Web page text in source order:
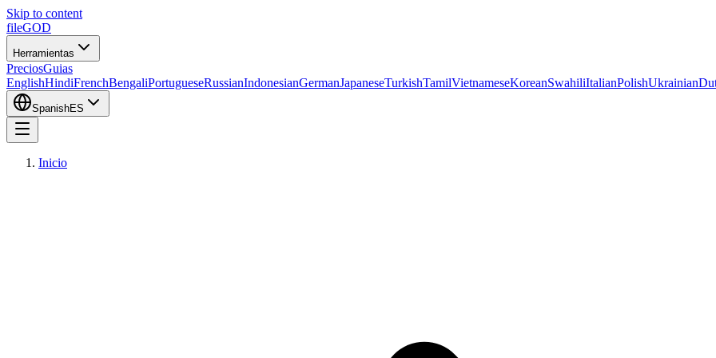
Skip to content
fileGOD
Herramientas
PreciosGuias
EnglishHindiFrenchBengaliPortugueseRussianIndonesianGermanJapaneseTurkishTamilVietnameseKoreanSwahiliItalianPolishUkrainian
SpanishES
Inicio